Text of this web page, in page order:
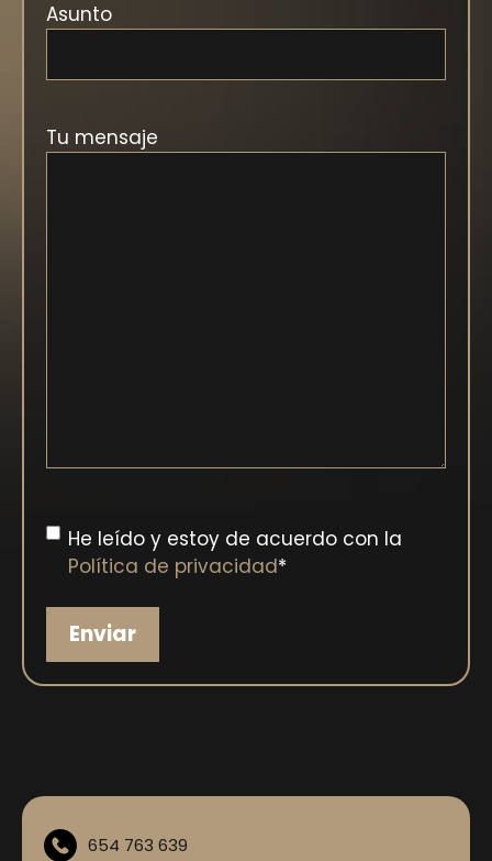
Asunto
Tu mensaje
Consentimiento*
He leído y estoy de acuerdo con la
Política de privacidad*
654 763 639